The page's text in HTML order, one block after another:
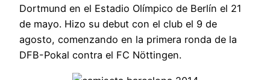
Dortmund en el Estadio Olímpico de Berlín el 21
de mayo. Hizo su debut con el club el 9 de
agosto, comenzando en la primera ronda de la
DFB-Pokal contra el FC Nöttingen.